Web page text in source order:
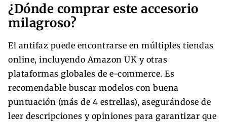
¿Dónde comprar este accesorio
milagroso?
El antifaz puede encontrarse en múltiples tiendas
online, incluyendo Amazon UK y otras
plataformas globales de e-commerce. Es
recomendable buscar modelos con buena
puntuación (más de 4 estrellas), asegurándose de
leer descripciones y opiniones para garantizar que